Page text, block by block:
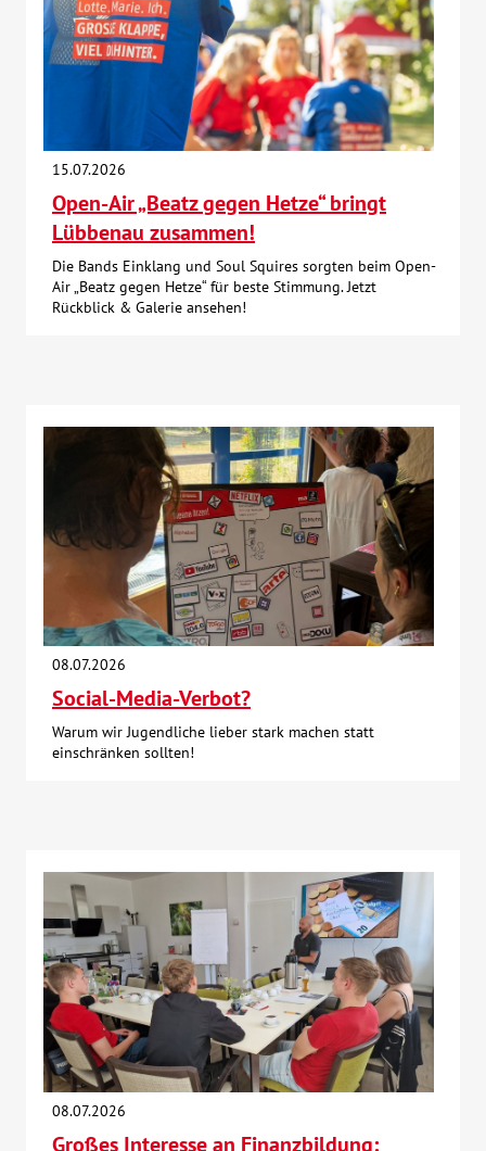
15.07.2026
Open-Air „Beatz gegen Hetze“ bringt
Lübbenau zusammen!
Die Bands Einklang und Soul Squires sorgten beim Open-
Air „Beatz gegen Hetze“ für beste Stimmung. Jetzt
Rückblick & Galerie ansehen!
08.07.2026
Social-Media-Verbot?
Warum wir Jugendliche lieber stark machen statt
einschränken sollten!
08.07.2026
Großes Interesse an Finanzbildung: